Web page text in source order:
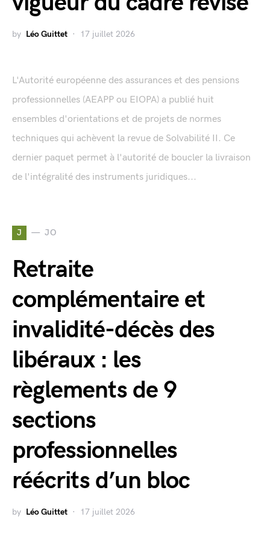
by Léo Guittet 17 juillet 2026
L'Autorité européenne des assurances et des pensions
professionnelles (AEAPP ou EIOPA) a publié huit
ensembles d'orientations et de projets de normes
techniques qui achèvent la revue de Solvabilité II. Ce
dernier paquet permet à l'autorité de boucler la livraison
de l'intégralité des instruments juridiques...
J JO
Retraite
complémentaire et
invalidité-décès des
libéraux : les
règlements de 9
sections
professionnelles
réécrits d’un bloc
by Léo Guittet 17 juillet 2026